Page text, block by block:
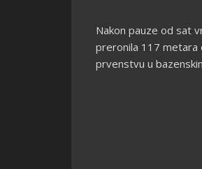
Nakon pauze od sat
preronila 117 metara
prvenstvu u